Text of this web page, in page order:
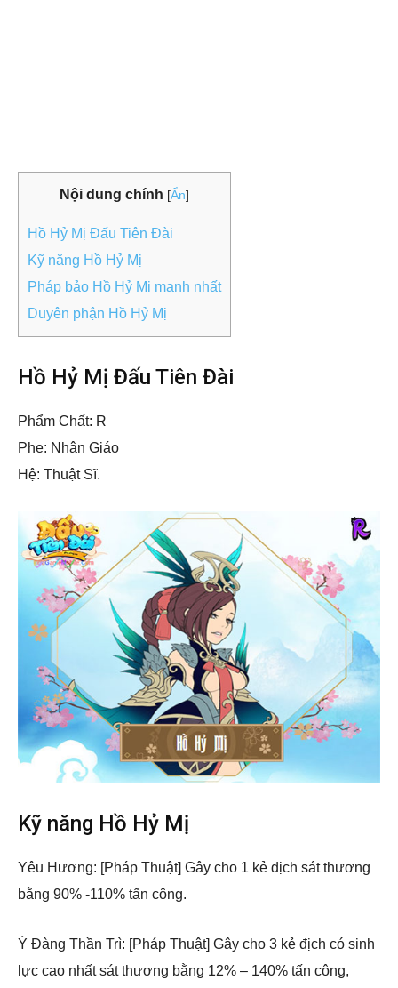
Nội dung chính [Ẩn]
Hồ Hỷ Mị Đấu Tiên Đài
Kỹ năng Hồ Hỷ Mị
Pháp bảo Hồ Hỷ Mị mạnh nhất
Duyên phận Hồ Hỷ Mị
Hồ Hỷ Mị Đấu Tiên Đài
Phẩm Chất: R
Phe: Nhân Giáo
Hệ: Thuật Sĩ.
Kỹ năng Hồ Hỷ Mị
Yêu Hương: [Pháp Thuật] Gây cho 1 kẻ địch sát thương
bằng 90% -110% tấn công.
Ý Đàng Thần Trì: [Pháp Thuật] Gây cho 3 kẻ địch có sinh
lực cao nhất sát thương bằng 12% – 140% tấn công,